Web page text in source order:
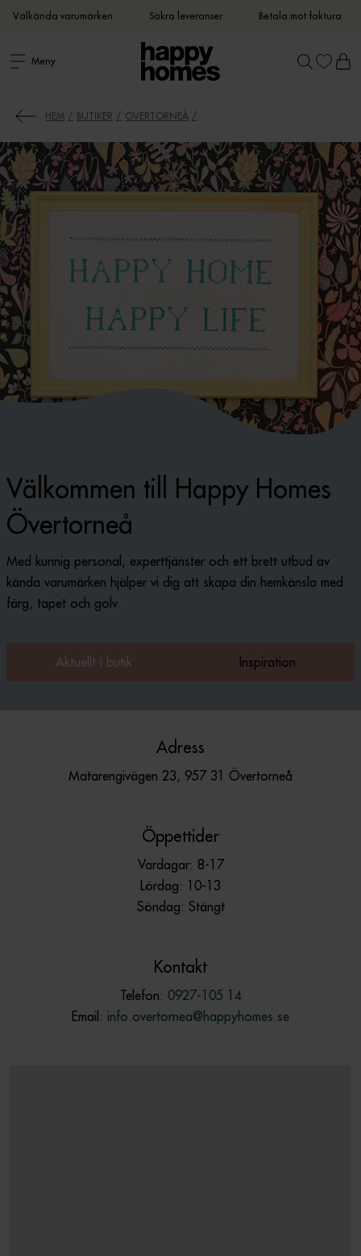
Välkända varumärken Säkra leveranser Betala mot faktura
Meny
HEM BUTIKER ÖVERTORNEÅ
Välkommen till Happy Homes
Övertorneå
Med kunnig personal, experttjänster och ett brett utbud av
kända varumärken hjälper vi dig att skapa din hemkänsla med
färg, tapet och golv.
Aktuellt i butik Inspiration
Adress
Matarengivägen 23, 957 31 Övertorneå
Öppettider
Vardagar: 8-17
Lördag: 10-13
Söndag: Stängt
Kontakt
Telefon: 0927-105 14
Email: info.overtornea@happyhomes.se